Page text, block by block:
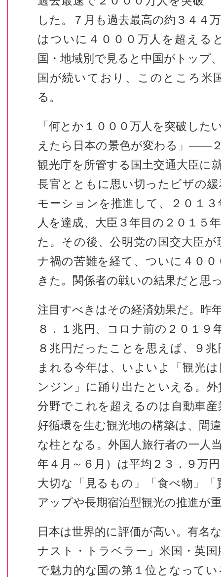
した。７月も過去最高の約３４４
はついに４０００万人を超える
国・地域別で見ると中国がトップ
国が続いており、このところ米
る。
「何とか１０００万人を突破した
えたら日本の景色が変わる」――
観光庁を所管する国土交通大臣に
長官とともに思い切ったビザの
モーションを推進して、２０１
人を達成、大臣３年目の２０１５
た。その後、公明党の国交大臣
ナ禍の苦難を経て、ついに４０
きた。関係者の戦いの結果だと思
注目すべきはその経済効果だ。昨
８．１兆円、コロナ前の２０１９
８兆円だったことを思えば、９
まれる今年は、いよいよ「観光
ンジン」に踊り出たといえる。
分野でこれを超えるのは自動車
好循環を生む観光地の構築は、間
な柱となる。外国人旅行者の一人
年４月～６月）は平均２３．９万
大切な「見るもの」「食べ物」
アップや長期宿泊型観光の推進が
日本は世界的に評価が高い。有名
ナスト・トラベラー」米国・英
で魅力的な国の第１位となって